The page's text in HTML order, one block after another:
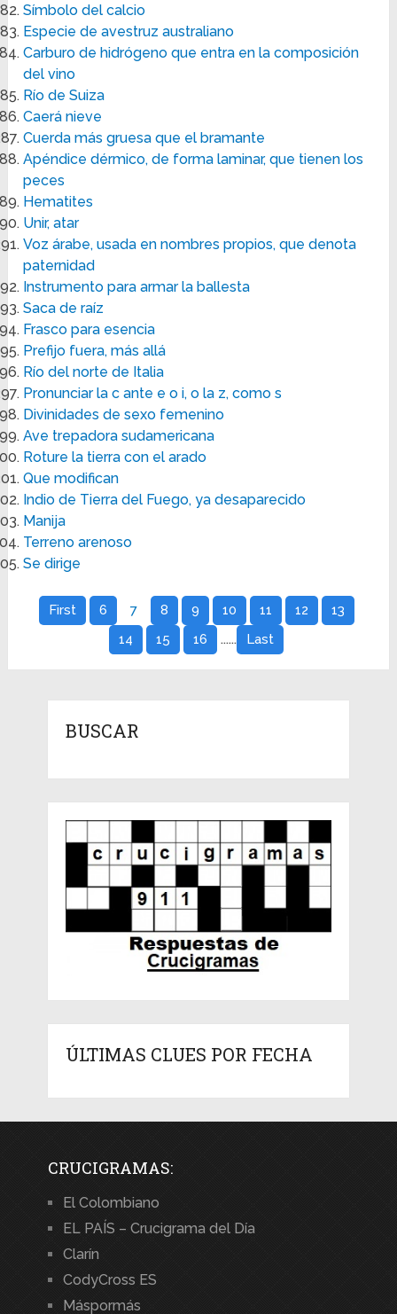
Símbolo del calcio
Especie de avestruz australiano
Carburo de hidrógeno que entra en la composición
del vino
Río de Suiza
Caerá nieve
Cuerda más gruesa que el bramante
Apéndice dérmico, de forma laminar, que tienen los
peces
Hematites
Unir, atar
Voz árabe, usada en nombres propios, que denota
paternidad
Instrumento para armar la ballesta
Saca de raíz
Frasco para esencia
Prefijo fuera, más allá
Río del norte de Italia
Pronunciar la c ante e o i, o la z, como s
Divinidades de sexo femenino
Ave trepadora sudamericana
Roture la tierra con el arado
Que modifican
Indio de Tierra del Fuego, ya desaparecido
Manija
Terreno arenoso
Se dirige
First 6 7 8 9 10 11 12
13
14
15 16 ...... Last
BUSCAR
ÚLTIMAS CLUES POR FECHA
CRUCIGRAMAS:
El Colombiano
EL PAÍS – Crucigrama del Día
Clarín
CodyCross ES
Máspormás